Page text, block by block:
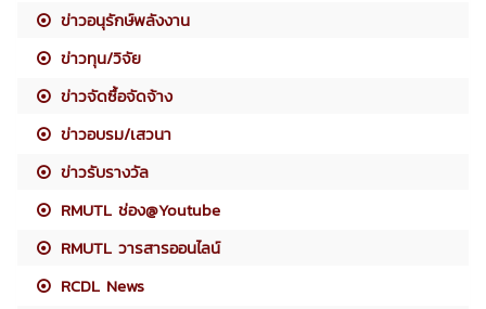
ข่าวอนุรักษ์พลังงาน
ข่าวทุน/วิจัย
ข่าวจัดซื้อจัดจ้าง
ข่าวอบรม/เสวนา
ข่าวรับรางวัล
RMUTL ช่อง@Youtube
RMUTL วารสารออนไลน์
RCDL News